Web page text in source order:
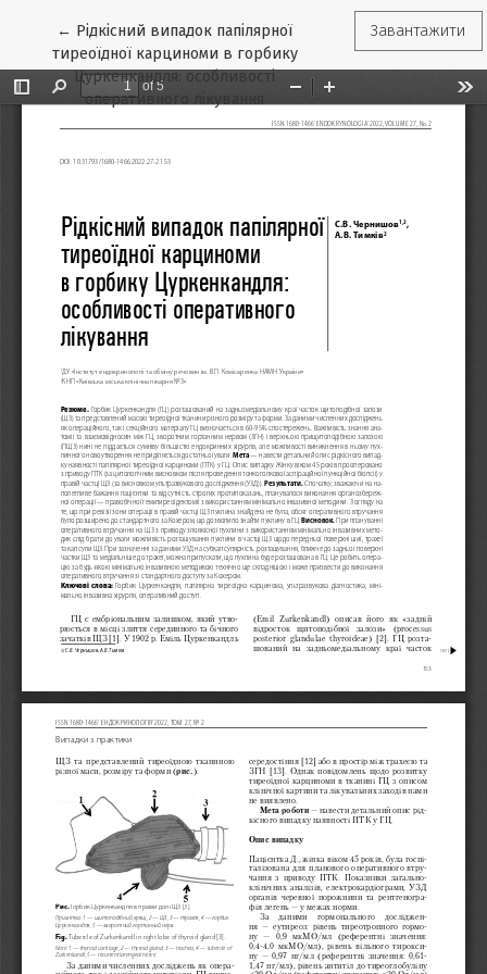
← Повернутися до подробиць статті
Рідкісний випадок папілярної
тиреоїдної карциноми в горбику
Цуркенкандля: особливості
оперативного лікування
Завантажити